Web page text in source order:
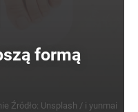
formą
Źródło: Unsplash / i yunmai